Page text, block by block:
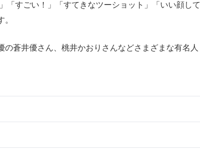
「すごい！」「すてきなツーショット」「いい顔して
蒼井優さん、桃井かおりさんなどさまざまな有名人